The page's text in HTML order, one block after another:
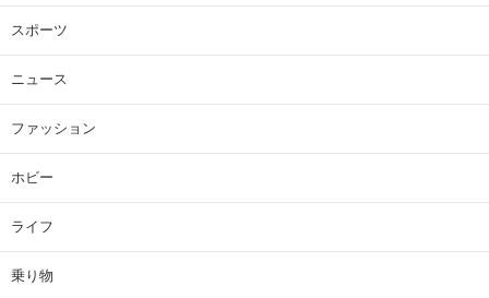
スポーツ
ニュース
ファッション
ホビー
ライフ
乗り物